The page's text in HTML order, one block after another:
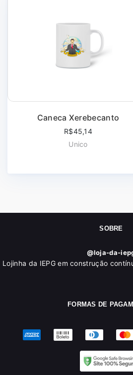
Caneca Xerebecanto
R$45,14
Unico
SOBRE
@loja-da-
Lojinha da IEPG em construção
FORMAS DE